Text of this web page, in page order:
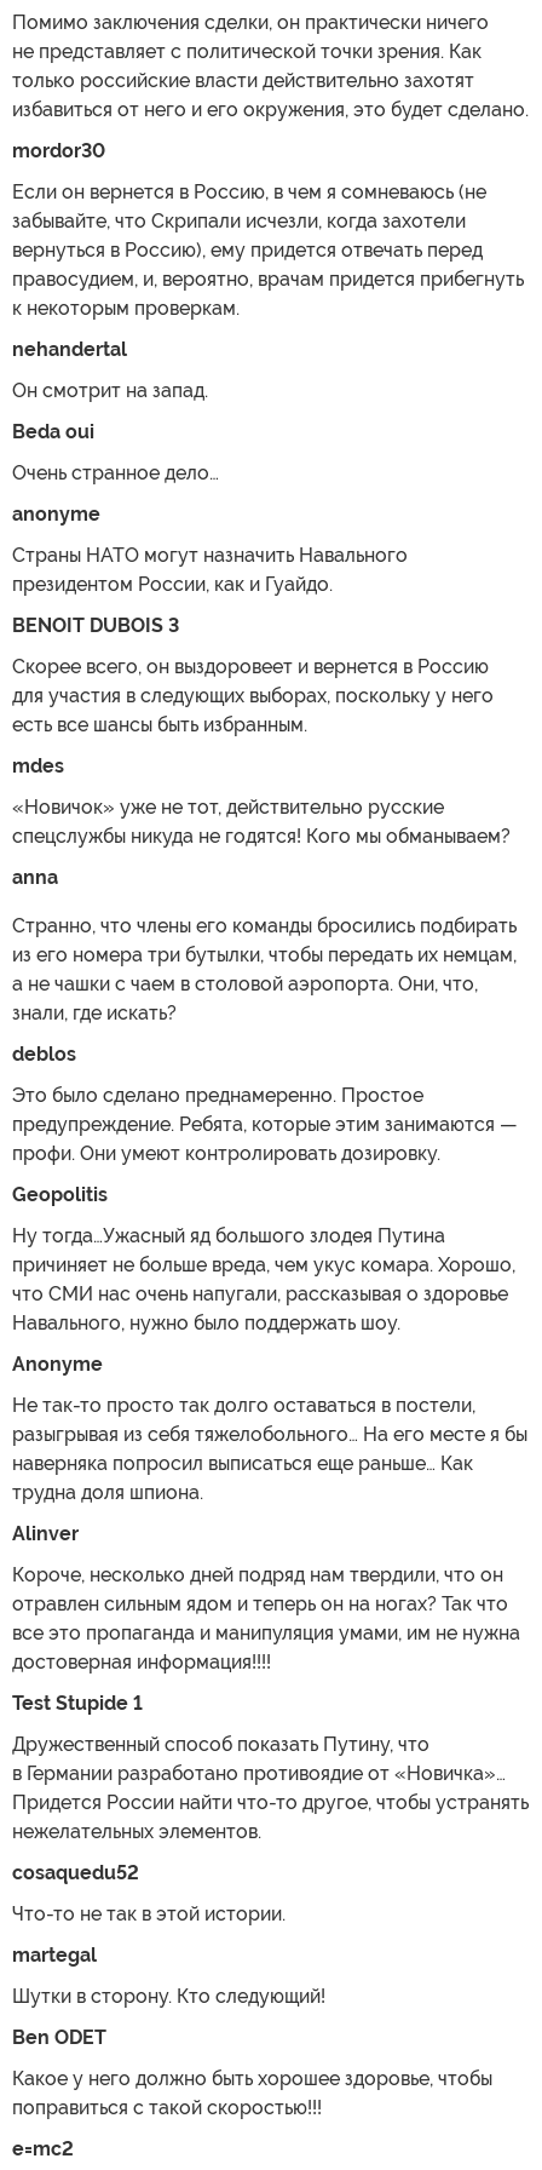
Помимо заключения сделки, он практически ничего
не представляет с политической точки зрения. Как
только российские власти действительно захотят
избавиться от него и его окружения, это будет сделано.
mordor30
Если он вернется в Россию, в чем я сомневаюсь (не
забывайте, что Скрипали исчезли, когда захотели
вернуться в Россию), ему придется отвечать перед
правосудием, и, вероятно, врачам придется прибегнуть
к некоторым проверкам.
nehandertal
Он смотрит на запад.
Beda oui
Очень странное дело…
anonyme
Страны НАТО могут назначить Навального
президентом России, как и Гуайдо.
BENOIT DUBOIS 3
Скорее всего, он выздоровеет и вернется в Россию
для участия в следующих выборах, поскольку у него
есть все шансы быть избранным.
mdes
«Новичок» уже не тот, действительно русские
спецслужбы никуда не годятся! Кого мы обманываем?
anna
Странно, что члены его команды бросились подбирать
из его номера три бутылки, чтобы передать их немцам,
а не чашки с чаем в столовой аэропорта. Они, что,
знали, где искать?
deblos
Это было сделано преднамеренно. Простое
предупреждение. Ребята, которые этим занимаются —
профи. Они умеют контролировать дозировку.
Geopolitis
Ну тогда…Ужасный яд большого злодея Путина
причиняет не больше вреда, чем укус комара. Хорошо,
что СМИ нас очень напугали, рассказывая о здоровье
Навального, нужно было поддержать шоу.
Anonyme
Не так-то просто так долго оставаться в постели,
разыгрывая из себя тяжелобольного… На его месте я бы
наверняка попросил выписаться еще раньше… Как
трудна доля шпиона.
Alinver
Короче, несколько дней подряд нам твердили, что он
отравлен сильным ядом и теперь он на ногах? Так что
все это пропаганда и манипуляция умами, им не нужна
достоверная информация!!!!
Test Stupide 1
Дружественный способ показать Путину, что
в Германии разработано противоядие от «Новичка»…
Придется России найти что-то другое, чтобы устранять
нежелательных элементов.
cosaquedu52
Что-то не так в этой истории.
martegal
Шутки в сторону. Кто следующий!
Ben ODET
Какое у него должно быть хорошее здоровье, чтобы
поправиться с такой скоростью!!!
e=mc2